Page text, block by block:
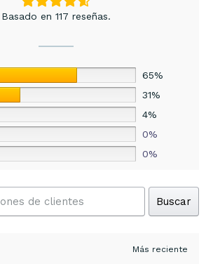
Basado en 117 reseñas.
65%
31%
4%
0%
0%
Buscar